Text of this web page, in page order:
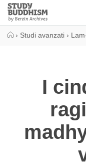
Close
Study
Buddhism
› Studi avanzati ›
I